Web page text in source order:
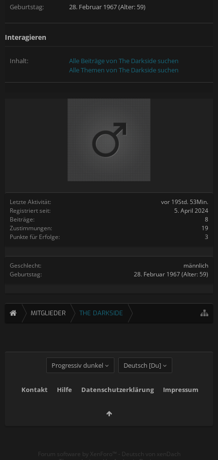
Letzte Aktivität:
vor 19Std. 53Min.
Registriert seit:
5. April 2024
Beiträge:
8
Zustimmungen:
19
Punkte für Erfolge:
3
Geschlecht:
männlich
Geburtstag:
28. Februar 1967(Alter: 59)
Geburtstag:
28. Februar 1967 (Alter: 59)
Interagieren
Inhalt:
Alle Beiträge von The Darkside suchen
Alle Themen von The Darkside suchen
MITGLIEDER THE DARKSIDE
Progressiv dunkel Deutsch [Du]
Kontakt Hilfe Datenschutzerklärung Impressum
Forum software by XenForo™ - Deutsch von xenDach